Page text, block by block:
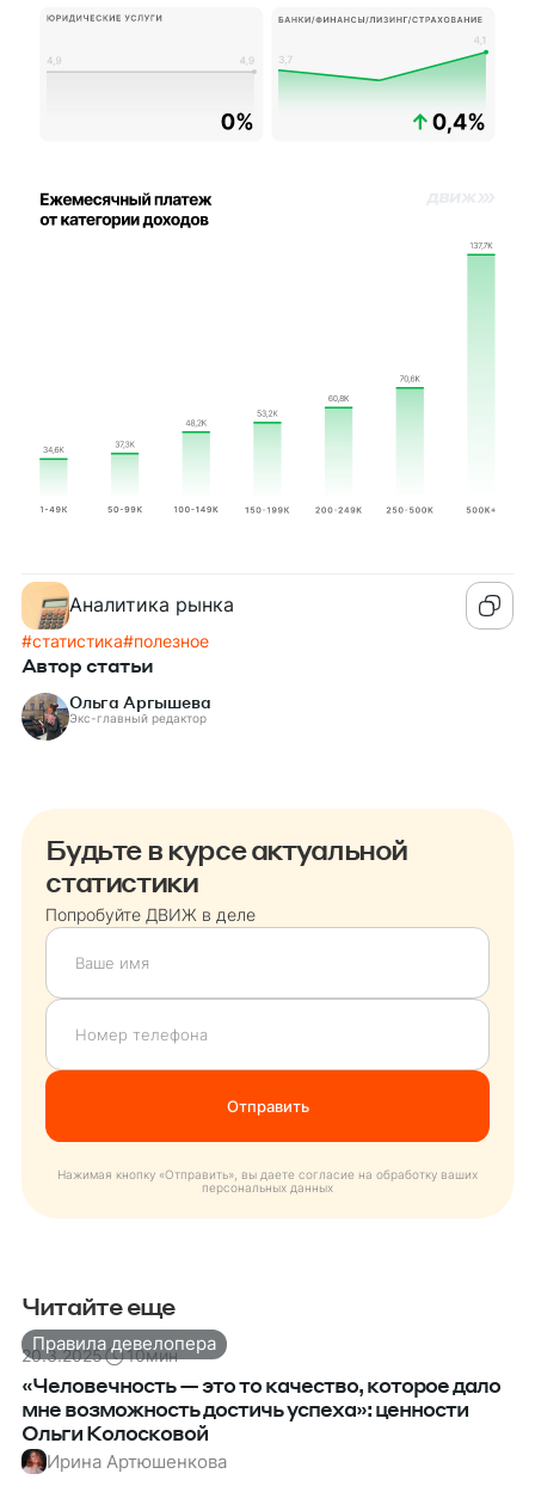
Аналитика рынка
#статистика#полезное
Автор статьи
Ольга Аргышева
Экс-главный редактор
Будьте в курсе актуальной
статистики
Попробуйте ДВИЖ в деле
Нажимая кнопку «Отправить», вы даете согласие на обработку ваших
персональных данных
Читайте еще
20.3.2025 10мин
«Человечность — это то качество, которое дало
мне возможность достичь успеха»: ценности
Ольги Колосковой
Ирина Артюшенкова
Правила девелопера